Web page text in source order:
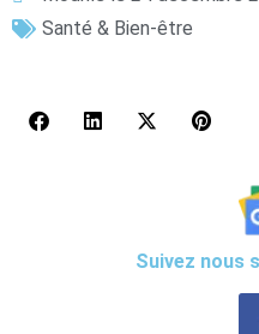
Santé & Bien-être
Suivez nous